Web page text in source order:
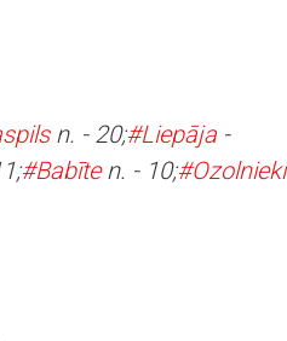
n. - 20;#Liepāja -
#Babīten. - 10;#Ozolnieki